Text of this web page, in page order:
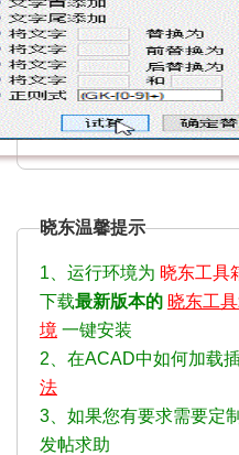
晓东温馨提示
1、运行环境为 晓东工具
下载最新版本的 晓东工
境 一键安装
2、在ACAD中如何加载
法
3、如果您有要求需要定
发帖求助